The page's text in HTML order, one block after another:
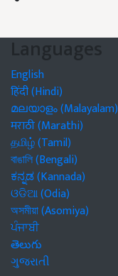
Languages
English
हिंदी (Hindi)
മലയാളം (Malayalam)
मराठी (Marathi)
தமிழ் (Tamil)
বাঙালি (Bengali)
ಕನ್ನಡ (Kannada)
ଓଡିଆ (Odia)
অসমীয়া (Asomiya)
ਪੰਜਾਬੀ
తెలుగు
ગુજરાતી